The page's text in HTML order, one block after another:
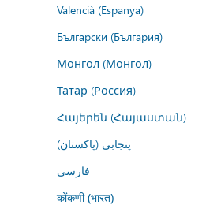
Valencià (Espanya)
Български (България)
Монгол (Монгол)
Татар (Россия)
Հայերեն (Հայաստան)
پنجابی (پاکستان)
فارسى
कोंकणी (भारत)